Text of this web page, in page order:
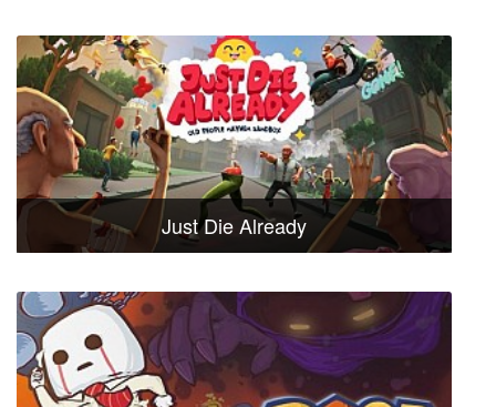
Just Die Already